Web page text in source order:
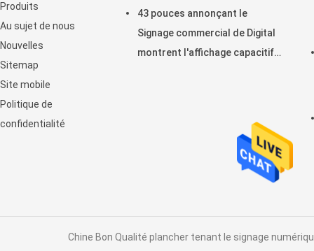
Produits
Au sujet de nous
Nouvelles
Sitemap
Site mobile
Politique de
confidentialité
43 pouces annonçant le
Signage commercial de Digital
montrent l'affichage capacitif
Chine Bon Qualité plancher tenant le signage